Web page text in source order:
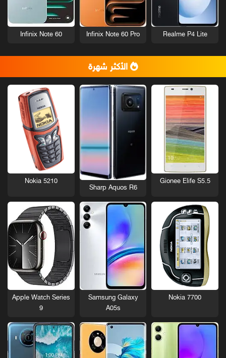
Realme P4 Lite
Infinix Note 60 Pro
Infinix Note 60
الأكثر شهرة
Gionee Elife S5.5
Sharp Aquos R6
Nokia 5210
Nokia 7700
Samsung Galaxy
A05s
Apple Watch Series
9